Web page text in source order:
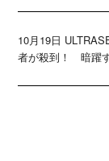
10月19日
者が殺到！ 暗躍